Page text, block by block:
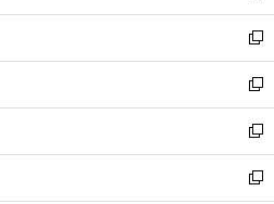
開
く
ウ
で
開
く
ン
ド
ウ
で
開
く
ウ
ィ
ン
ド
ウ
で
開
く
し
い
ウ
ィ
ン
ド
ウ
で
新
し
い
ウ
ィ
ン
ド
新
し
い
ウ
ィ
新
し
い
新